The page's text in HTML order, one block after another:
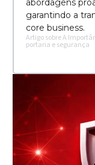
abordagens
garantindo a
core business.
Artigo sobre A
portaria e segurança